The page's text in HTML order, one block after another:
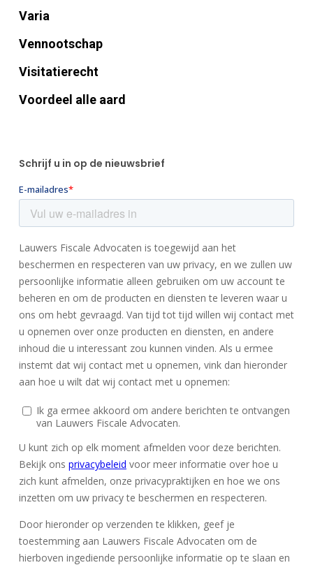
Varia
Vennootschap
Visitatierecht
Voordeel alle aard
Schrijf u in op de nieuwsbrief